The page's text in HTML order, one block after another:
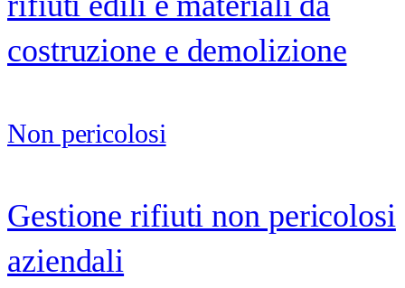
costruzione e demolizione
Non pericolosi
Gestione rifiuti non pericolosi
aziendali